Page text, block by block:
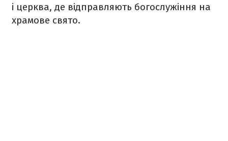
і церква, де відправляють богослужіння на
храмове свято.